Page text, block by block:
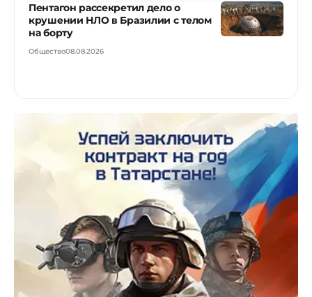
Пентагон рассекретил дело о
крушении НЛО в Бразилии с телом
на борту
Общество08.08.2026